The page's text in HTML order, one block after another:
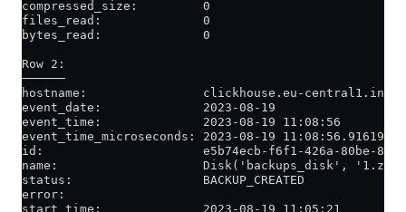
compressed_size:         0
files_read:              0
bytes_read:              0
Row 2:
──────
hostname:                clickhouse.eu-
event_date:              2023-08-19
event_time:              2023-08-19 11:08:56
event_time_microseconds: 2023-08-19 11:08:56.916192
id:                      e5b74ecb-f6f1-426a-80be-
name:                    Disk('backups_disk',
status:                  BACKUP_CREATED
error:
start_time:              2023-08-19 11:05:21